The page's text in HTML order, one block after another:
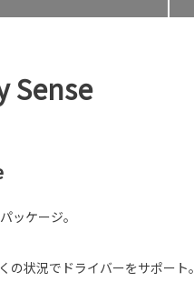
Sense
ッケージ。
の状況でドライバーをサポート。